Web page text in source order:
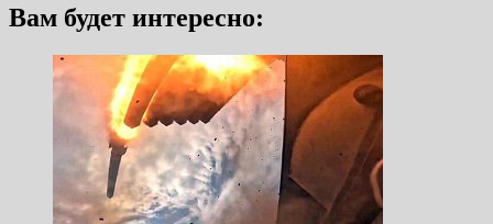
Вам будет интересно: